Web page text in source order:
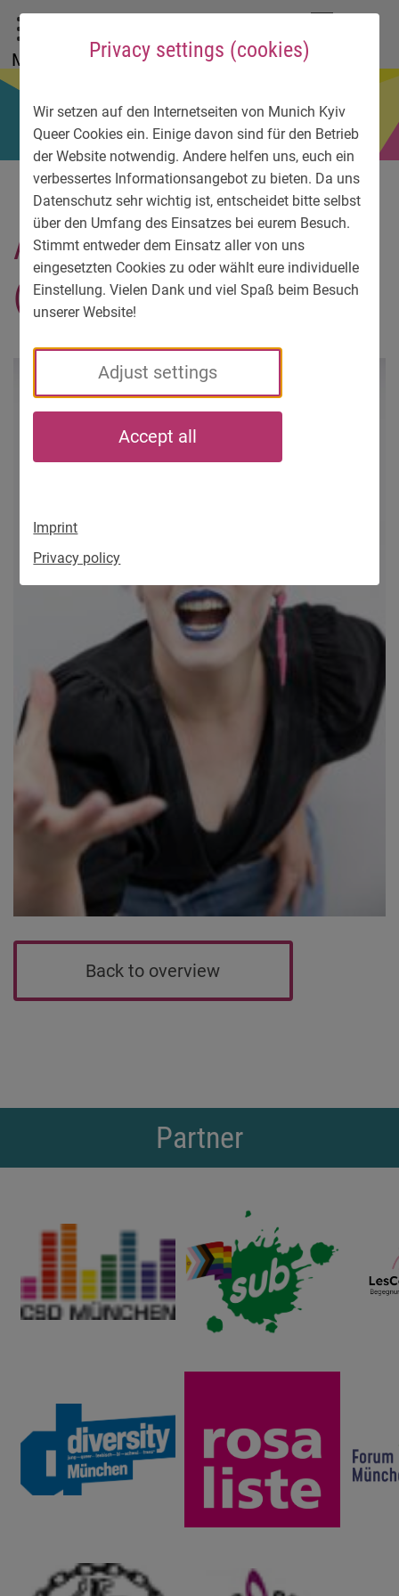
Privacy settings (cookies)
Wir setzen auf den Internetseiten von Munich Kyiv
Queer Cookies ein. Einige davon sind für den Betrieb
der Website notwendig. Andere helfen uns, euch ein
verbessertes Informationsangebot zu bieten. Da uns
Datenschutz sehr wichtig ist, entscheidet bitte selbst
über den Umfang des Einsatzes bei eurem Besuch.
Stimmt entweder dem Einsatz aller von uns
eingesetzten Cookies zu oder wählt eure individuelle
Einstellung. Vielen Dank und viel Spaß beim Besuch
unserer Website!
Adjust settings
Accept all
Imprint
Privacy policy
To main menu
To language menu
To search
To content
To service information
Menu
Anne Coesrmeier
(ac_photography_art)
Back to overview
Partner